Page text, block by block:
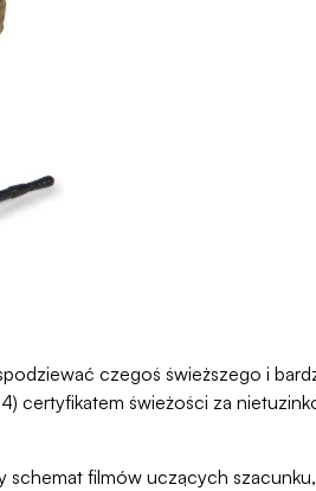
czegoś świeższego i
certyfikatem świeżości za
schemat filmów uczących